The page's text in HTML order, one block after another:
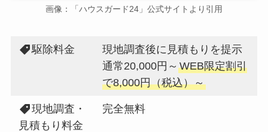
画像：「ハウスガード24」公式サイトより引用
駆除料金
現地調査後に見積もりを提示
通常20,000円～WEB限定割引
で8,000円（税込）～
現地調査・
見積もり料金
完全無料